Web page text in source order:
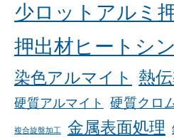
少ロットアルミ
押出材ヒートシ
染色アルマイト 熱
硬質アルマイト
硬質クロ
複合旋盤加工 金属表面処理